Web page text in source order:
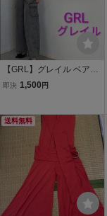
【GRL】グレイル ベアト
ップ カーゴ サロペット オ
即決 1,500 円
送料無料